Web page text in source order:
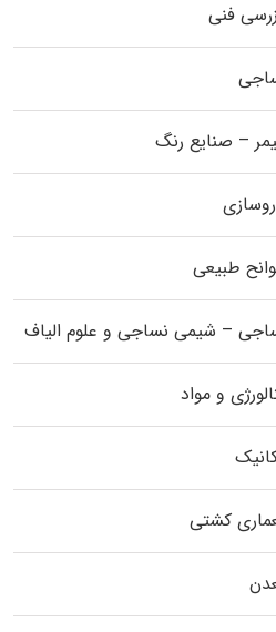
فنی
– صنایع رنگ
طبیعی
– شیمی نساجی و علوم الیاف
و مواد
کشتی